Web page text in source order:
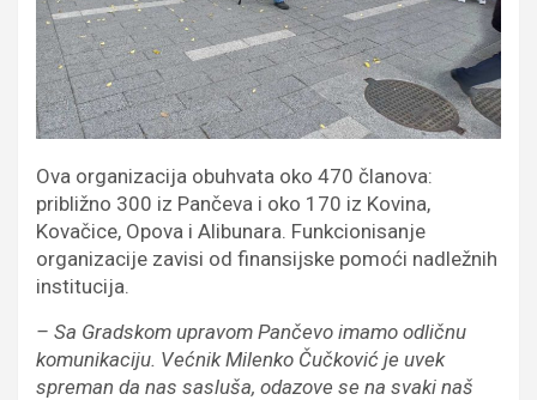
Ova organizacija obuhvata oko 470 članova:
približno 300 iz Pančeva i oko 170 iz Kovina,
Kovačice, Opova i Alibunara. Funkcionisanje
organizacije zavisi od finansijske pomoći nadležnih
institucija.
– Sa Gradskom upravom Pančevo imamo odličnu
komunikaciju. Većnik Milenko Čučković je uvek
spreman da nas sasluša, odazove se na svaki naš